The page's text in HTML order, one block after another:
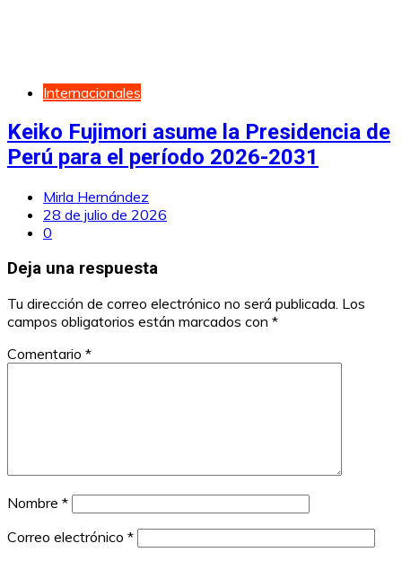
Internacionales
Keiko Fujimori asume la Presidencia de
Perú para el período 2026-2031
Mirla Hernández
28 de julio de 2026
0
Deja una respuesta
Tu dirección de correo electrónico no será publicada. Los
campos obligatorios están marcados con *
Comentario *
Nombre *
Correo electrónico *